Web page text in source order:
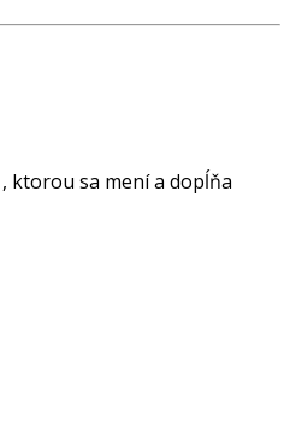
ktorou sa mení a dopĺňa